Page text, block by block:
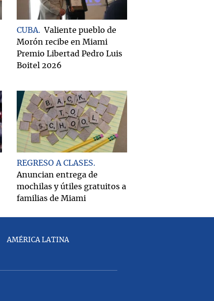
CUBA
Valiente pueblo de
Morón recibe en Miami
Premio Libertad Pedro Luis
Boitel 2026
REGRESO A CLASES
Anuncian entrega de
mochilas y útiles gratuitos a
familias de Miami
AMÉRICA LATINA